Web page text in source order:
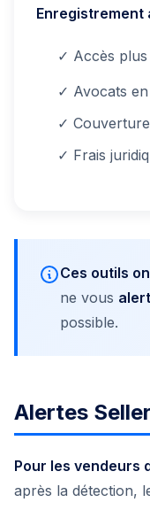
Enregistrement
✓ Accès
✓ Avocats
✓
✓ Frais
Ces outils
ne vous
possible.
Alertes
Pour les vendeurs
après la détection,